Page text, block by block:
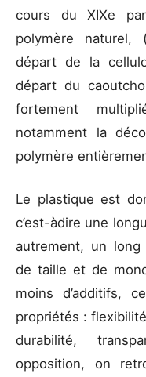
cours du XIXe
polymère
départ de la
départ du
fortement
notamment la
polymère
Le plastique est
c’est-àdire une
autrement, un
de taille et de
moins d’additifs,
propriétés :
durabilité,
opposition, on